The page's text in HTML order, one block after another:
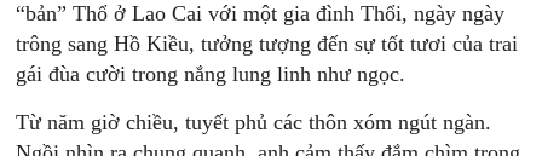
“bản” Thổ ở Lao Cai với một gia đình Thổi, ngày ngày
trông sang Hồ Kiều, tưởng tượng đến sự tốt tươi của trai
gái đùa cười trong nắng lung linh như ngọc.
Từ năm giờ chiều, tuyết phủ các thôn xóm ngút ngàn.